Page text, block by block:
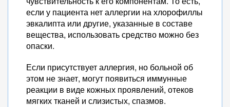
если у пациента нет аллергии на хлорофиллы
эвкалипта или другие, указанные в составе
вещества, использовать средство можно без
опаски.
Если присутствует аллергия, но больной об
этом не знает, могут появиться иммунные
реакции в виде кожных проявлений, отеков
мягких тканей и слизистых, спазмов.